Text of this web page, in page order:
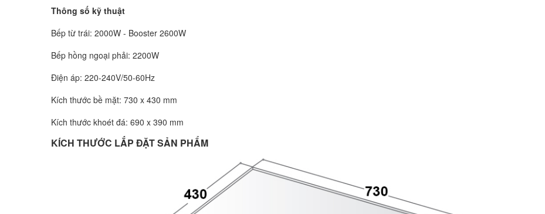
Thông số kỹ thuật
Bếp từ trái: 2000W - Booster 2600W
Bếp hồng ngoại phải: 2200W
Điện áp: 220-240V/50-60Hz
Kích thước bề mặt: 730 x 430 mm
Kích thước khoét đá: 690 x 390 mm
KÍCH THƯỚC LẮP ĐẶT SẢN PHẨM